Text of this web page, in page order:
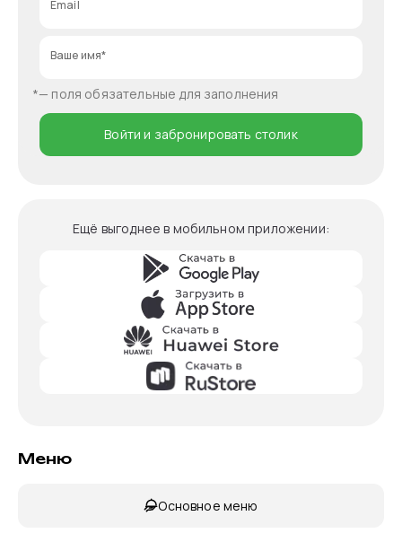
Email
Ваше имя*
*— поля обязательные для заполнения
Войти и забронировать столик
Ещё выгоднее в мобильном приложении:
Меню
Основное меню